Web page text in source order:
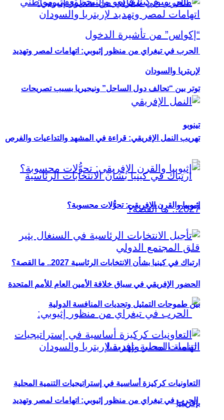
توتر بين “تحالف دول الساحل” ونيجيريا بسبب تصريحات
تينوبو
ارتباك في كينيا بشأن الانتخابات الرئاسية 2027.. ما القصة؟
الحرب في تيغراي من منظور إثيوبي: اتهامات لمصر وتهديد
الحرب في تيغراي من منظور إثيوبي: اتهامات لمصر وتهديد
لإريتريا والسودان
تهريب النمل الإفريقي: قراءة في المشهد والتداعيات والفرص
إثيوبيا والقرن الإفريقي: تحوُّلات محسوبة؟
الحضور الإفريقي في سباق خلافة الأمين العام للأمم المتحدة
بين طموحات التمثيل وتحديات المنافسة الدولية
التعاونيات كركيزة أساسية في إستراتيجيات التنمية المحلية
بإفريقيا